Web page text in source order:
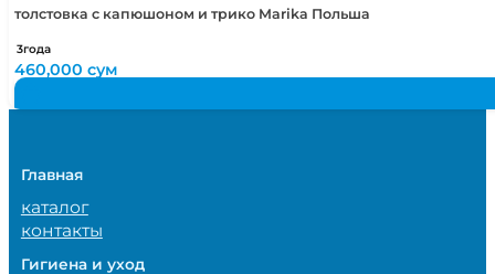
толстовка с капюшоном и трико Marika Польша
3года
460,000сум
Главная
каталог
контакты
Гигиена и уход